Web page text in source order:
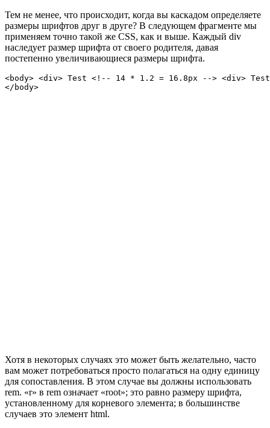
Тем не менее, что происходит, когда вы каскадом определяете
размеры шрифтов друг в друге? В следующем фрагменте мы
применяем точно такой же CSS, как и выше. Каждый div
наследует размер шрифта от своего родителя, давая
постепенно увеличивающиеся размеры шрифта.
<body> <div> Test <!-- 14 * 1.2 = 16.8px --> <div>
</body>
Хотя в некоторых случаях это может быть желательно, часто
вам может потребоваться просто полагаться на одну единицу
для сопоставления. В этом случае вы должны использовать
rem. «r» в rem означает «root»; это равно размеру шрифта,
установленному для корневого элемента; в большинстве
случаев это элемент html.